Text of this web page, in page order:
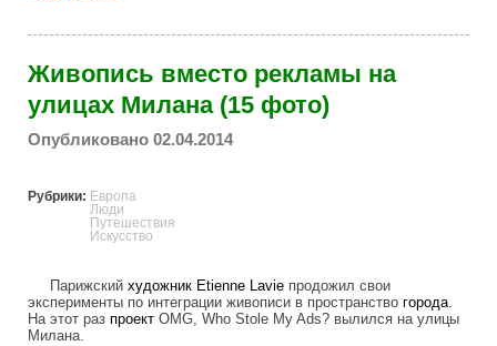
Живопись вместо рекламы на
улицах Милана (15 фото)
Опубликовано 02.04.2014
Рубрики: Европа
Люди
Путешествия
Искусство
Парижский художник Etienne Lavie продожил свои
эксперименты по интеграции живописи в пространство города.
На этот раз проект OMG, Who Stole My Ads? вылился на улицы
Милана.